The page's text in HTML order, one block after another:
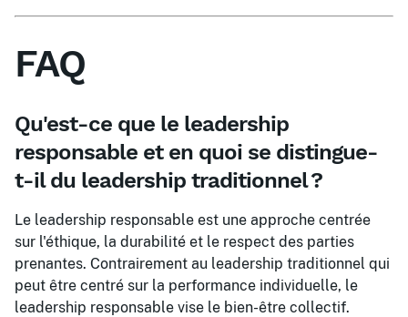
FAQ
Qu'est-ce que le leadership
responsable et en quoi se distingue-
t-il du leadership traditionnel ?
Le leadership responsable est une approche centrée
sur l'éthique, la durabilité et le respect des parties
prenantes. Contrairement au leadership traditionnel qui
peut être centré sur la performance individuelle, le
leadership responsable vise le bien-être collectif.